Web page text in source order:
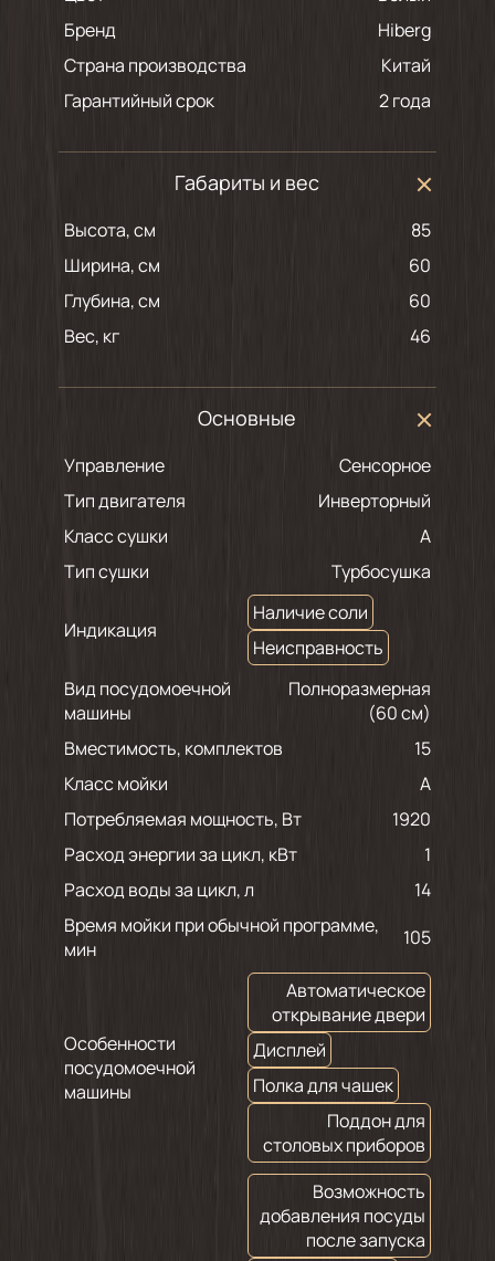
Бренд
Hiberg
Страна производства
Китай
Гарантийный срок
2 года
Габариты и вес
Высота, см
85
Ширина, см
60
Глубина, см
60
Вес, кг
46
Основные
Управление
Сенсорное
Тип двигателя
Инверторный
Класс сушки
A
Тип сушки
Турбосушка
Индикация
Наличие соли
Неисправность
Вид посудомоечной
машины
Полноразмерная
(60 см)
Вместимость, комплектов
15
Класс мойки
A
Потребляемая мощность, Вт
1920
Расход энергии за цикл, кВт
1
Расход воды за цикл, л
14
Время мойки при обычной программе,
мин
105
Особенности
посудомоечной
машины
Автоматическое
открывание двери
Дисплей
Полка для чашек
Поддон для
столовых приборов
Возможность
добавления посуды
после запуска